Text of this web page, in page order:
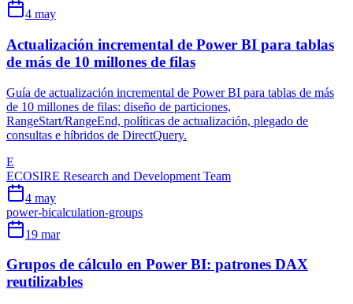
4 may
Actualización incremental de Power BI para tablas
de más de 10 millones de filas
Guía de actualización incremental de Power BI para tablas de más
de 10 millones de filas: diseño de particiones,
RangeStart/RangeEnd, políticas de actualización, plegado de
consultas e híbridos de DirectQuery.
E
ECOSIRE Research and Development Team
4 may
power-bicalculation-groups
19 mar
Grupos de cálculo en Power BI: patrones DAX
reutilizables